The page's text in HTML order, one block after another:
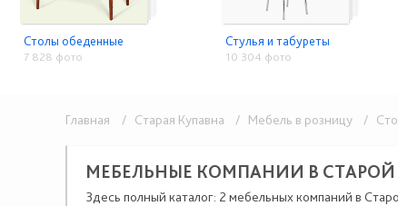
Столы обеденные
7 828 фото
Стулья и табуреты
10 304 фото
Главная / Старая Купавна / Мебель в розницу /
МЕБЕЛЬНЫЕ КОМПАНИИ В СТАРОЙ
Здесь полный каталог: 2 мебельных компаний в